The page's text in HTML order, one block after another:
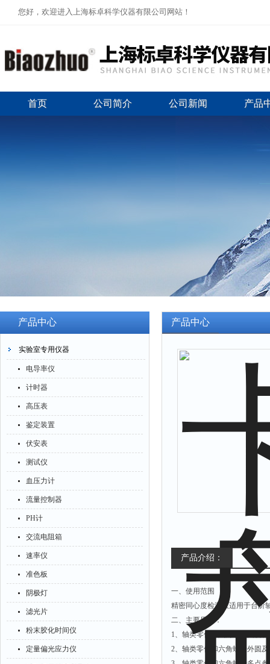
您好，欢迎进入上海标卓科学仪器有限公司网站！
首页 公司简介 公司新闻 产品
产品中心
实验室专用仪器
电导率仪
计时器
高压表
鉴定装置
伏安表
测试仪
血压力计
流量控制器
PH计
交流电阻箱
速率仪
准色板
阴极灯
滤光片
粉末胶化时间仪
定量偏光应力仪
产品中心
产品介绍：
一、使用范围
精密同心度检测仪适用于台阶
二、主要用途：
1、轴类零件和六角螺母圆度
2、轴类零件和六角螺母外圆